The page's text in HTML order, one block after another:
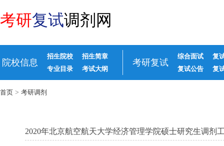
考研复试调剂网
院校信息
招生院校
招生简章
专业目录
考试大纲
考研复试
综合面试
复
复试公告
复
首页 > 考研调剂
2020年北京航空航天大学经济管理学院硕士研究生调剂